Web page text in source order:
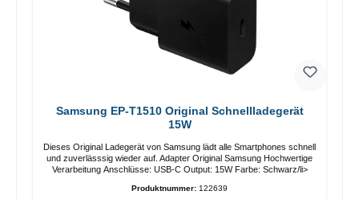
Samsung EP-T1510 Original Schnellladegerät
15W
Dieses Original Ladegerät von Samsung lädt alle Smartphones schnell
und zuverlässsig wieder auf. Adapter Original Samsung Hochwertige
Verarbeitung Anschlüsse: USB-C Output: 15W Farbe: Schwarz/li>
Produktnummer: 122639